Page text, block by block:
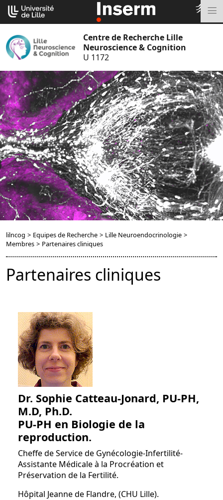
Aller
au
contenu
Centre de Recherche Lille
Neuroscience & Cognition
U 1172
lilncog > Equipes de Recherche > Lille Neuroendocrinologie >
Membres > Partenaires cliniques
Partenaires cliniques
Dr. Sophie Catteau-Jonard, PU-PH,
M.D, Ph.D.
PU-PH en Biologie de la
reproduction.
Cheffe de Service de Gynécologie-Infertilité-
Assistante Médicale à la Procréation et
Préservation de la Fertilité.
Hôpital Jeanne de Flandre, (CHU Lille).
Cookies management panel